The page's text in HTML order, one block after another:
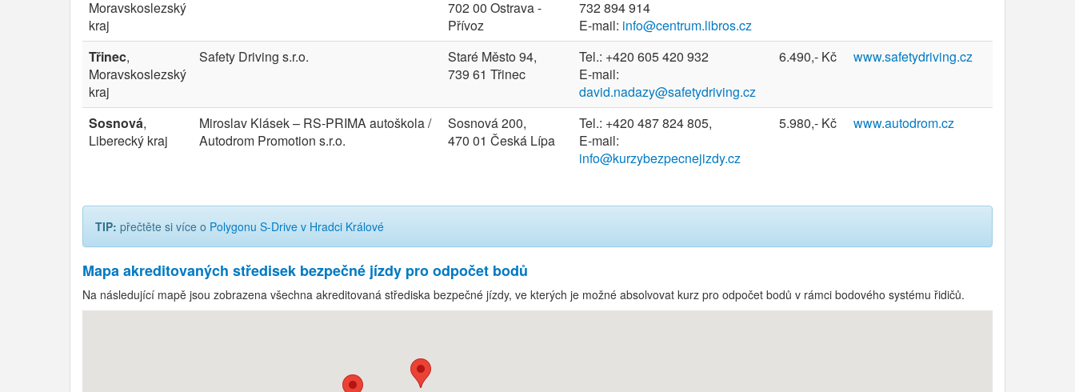
Moravskoslezský
kraj
702 00 Ostrava -
Přívoz
732 894 914
E-mail: info@centrum.libros.cz
Třinec,
Moravskoslezský
kraj
Safety Driving s.r.o.
Staré Město 94,
739 61 Třinec
Tel.: +420 605 420 932
E-mail:
david.nadazy@safetydriving.cz
6.490,- Kč www.safetydriving.cz
Sosnová,
Liberecký kraj
Miroslav Klásek – RS-PRIMA autoškola /
Autodrom Promotion s.r.o.
Sosnová 200,
470 01 Česká Lípa
Tel.: +420 487 824 805,
E-mail:
info@kurzybezpecnejizdy.cz
5.980,- Kč www.autodrom.cz
TIP: přečtěte si více o Polygonu S-Drive v Hradci Králové
Mapa akreditovaných středisek bezpečné jízdy pro odpočet bodů
Na následující mapě jsou zobrazena všechna akreditovaná střediska bezpečné jízdy, ve kterých je možné absolvovat kurz pro odpočet bodů v rámci bodového systému řidičů.